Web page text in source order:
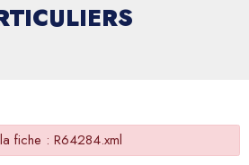
fiche : R64284.xml